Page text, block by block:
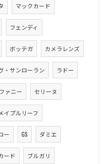
マックカード
フェンディ
ボッテガ カメラレンズ
・サンローラン ラドー
ァニー セリーヌ
メイプルリーフ
ー GS ダミエ
ード ブルガリ